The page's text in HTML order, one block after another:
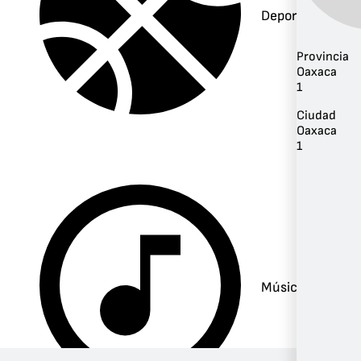
Deportes
Música
Provincia
Oaxaca
1
Ciudad
Oaxaca
1